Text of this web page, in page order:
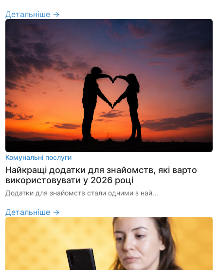
Детальніше →
Комунальні послуги
Найкращі додатки для знайомств, які варто
використовувати у 2026 році
Додатки для знайомств стали одними з най...
Детальніше →